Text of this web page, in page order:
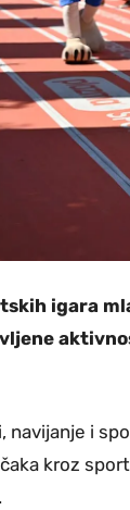
igara
navijanje i
kroz